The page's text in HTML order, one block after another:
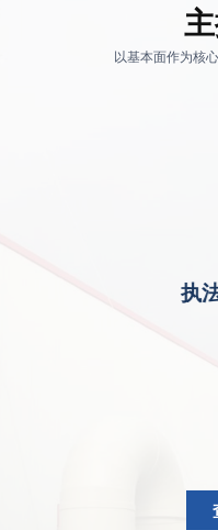
以基本面作为核
执